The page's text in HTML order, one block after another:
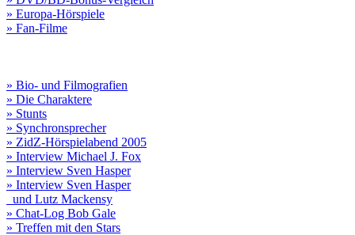
» Europa-Hörspiele
» Fan-Filme
» Bio- und Filmografien
» Die Charaktere
» Stunts
» Synchronsprecher
» ZidZ-Hörspielabend 2005
» Interview Michael J. Fox
» Interview Sven Hasper
» Interview Sven Hasper
und Lutz Mackensy
» Chat-Log Bob Gale
» Treffen mit den Stars